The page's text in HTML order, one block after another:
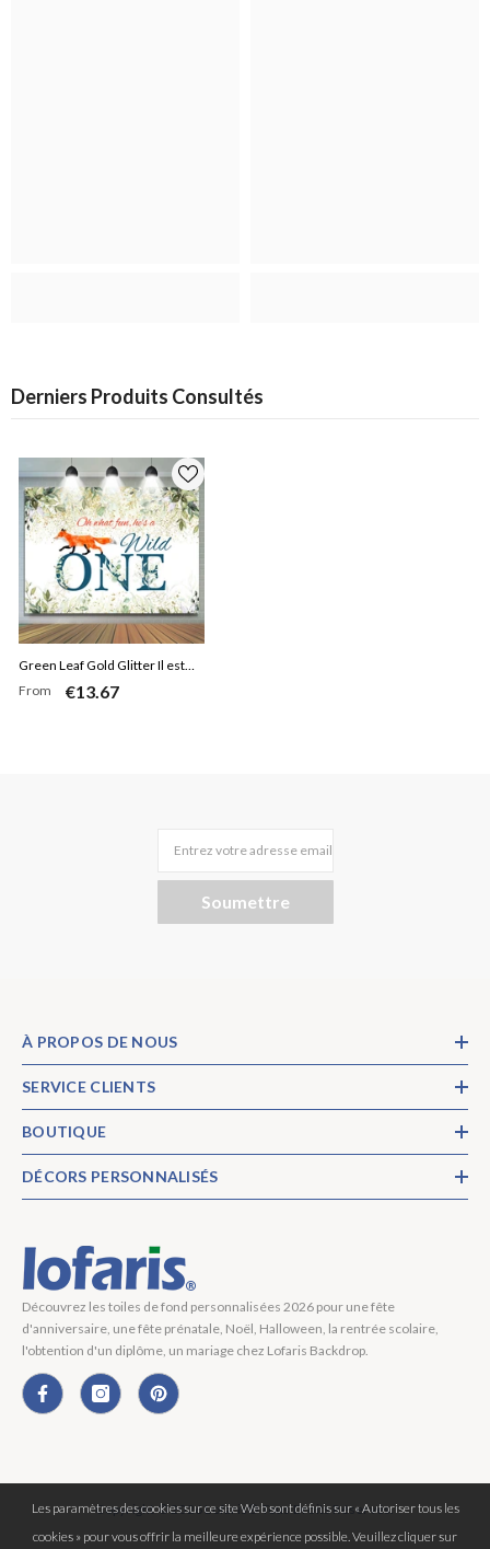
Derniers Produits Consultés
Green Leaf Gold Glitter Il est
une toile de fond sauvage pour
From €13.67
Entrez votre adresse email
Soumettre
À PROPOS DE NOUS
SERVICE CLIENTS
BOUTIQUE
DÉCORS PERSONNALISÉS
Découvrez les toiles de fond personnalisées 2026 pour une fête
d'anniversaire, une fête prénatale, Noël, Halloween, la rentrée scolaire,
l'obtention d'un diplôme, un mariage chez Lofaris Backdrop.
Copyright © 2026 Lofaris® Tous Droits Réservés.
Les paramètres des cookies sur ce site Web sont définis sur « Autoriser tous les
cookies » pour vous offrir la meilleure expérience possible. Veuillez cliquer sur